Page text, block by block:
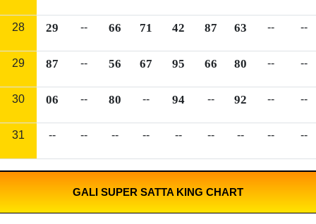
28 29 -- 66 71 42 87 63 -- --
29 87 -- 56 67 95 66 80 -- --
30 06 -- 80 -- 94 -- 92 -- --
31 -- -- -- -- -- -- -- -- --
GALI SUPER SATTA KING CHART